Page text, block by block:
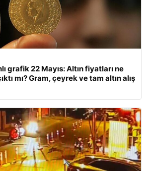
grafik 22 Mayıs: Altın fiyatları ne
mı? Gram, çeyrek ve tam altın alış